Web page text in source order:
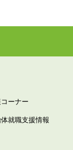
ーナー
就職支援情報